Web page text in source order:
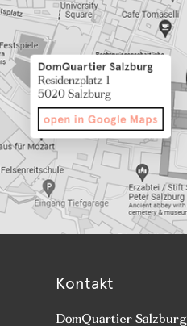
Kontakt
DomQuartier Salzburg